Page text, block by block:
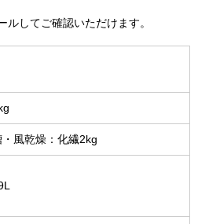
ルしてご確認いただけます。
・風乾燥：化繊2kg